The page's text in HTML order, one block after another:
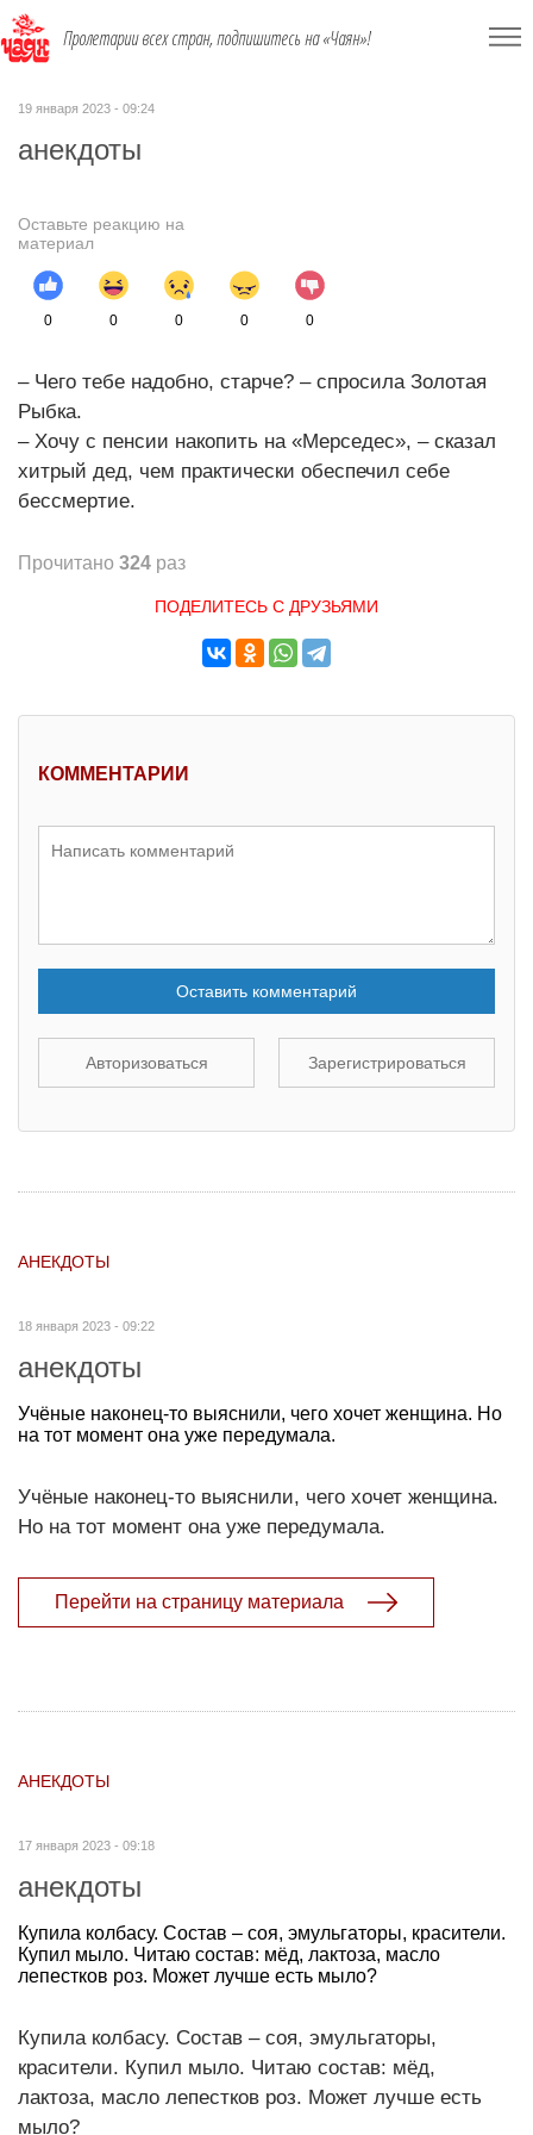
Пролетарии всех стран, подпишитесь на «Чаян»!
19 января 2023 - 09:24
анекдоты
Оставьте реакцию на
материал
0 0 0 0 0
– Чего тебе надобно, старче? – спросила Золотая
Рыбка.
– Хочу с пенсии накопить на «Мерседес», – сказал
хитрый дед, чем практически обеспечил себе
бессмертие.
Прочитано 324 раз
ПОДЕЛИТЕСЬ С ДРУЗЬЯМИ
КОММЕНТАРИИ
Оставить комментарий
Авторизоваться Зарегистрироваться
АНЕКДОТЫ
18 января 2023 - 09:22
анекдоты
Учёные наконец-то выяснили, чего хочет женщина. Но
на тот момент она уже передумала.
Учёные наконец-то выяснили, чего хочет женщина.
Но на тот момент она уже передумала.
Перейти на страницу материала
АНЕКДОТЫ
17 января 2023 - 09:18
анекдоты
Купила колбасу. Состав – соя, эмульгаторы, красители.
Купил мыло. Читаю состав: мёд, лактоза, масло
лепестков роз. Может лучше есть мыло?
Купила колбасу. Состав – соя, эмульгаторы,
красители. Купил мыло. Читаю состав: мёд,
лактоза, масло лепестков роз. Может лучше есть
мыло?